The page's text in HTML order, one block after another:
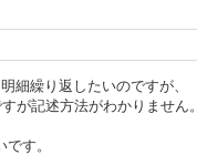
細繰り返したいのですが、
が記述方法がわかりません。
す。